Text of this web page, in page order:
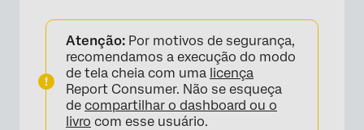
Atenção: Por motivos de segurança,
recomendamos a execução do modo
de tela cheia com uma licença
Report Consumer. Não se esqueça
de compartilhar o dashboard ou o
livro com esse usuário.